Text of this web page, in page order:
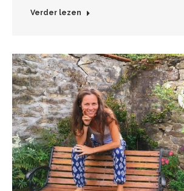
Verder lezen